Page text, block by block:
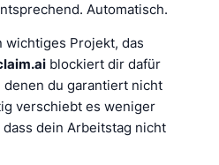
Automatisch.
wichtiges Projekt, das
blockiert dir dafür
du garantiert nicht
verschiebt es weniger
dein Arbeitstag nicht